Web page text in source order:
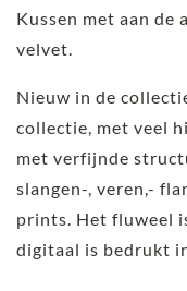
Kussen met aan de
velvet.
Nieuw in de
collectie, met veel
met verfijnde
slangen-, veren,-
prints. Het fluweel
digitaal is bedrukt